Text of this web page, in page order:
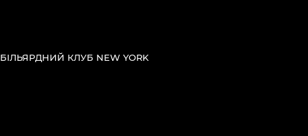
БІЛЬЯРДНИЙ КЛУБ NEW YORK